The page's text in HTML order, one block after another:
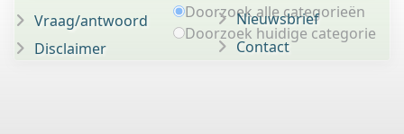
Doorzoek alle categorieën
Doorzoek huidige categorie
Vraag/antwoord
Disclaimer
Nieuwsbrief
Contact